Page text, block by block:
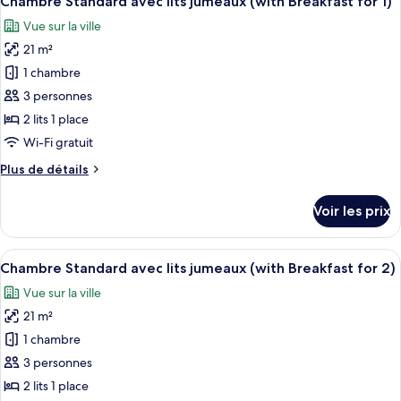
2,
Semi)
Chambre
Double
(with
Breakfast
for
2,
Semi)
toutes
les
photos
pour
ce
type
de
chambre :
Chambre
lits
jumeaux
(with
Breakfast
for
1)
Vue sur la ville
21 m²
1 chambre
3 personnes
2 lits 1 place
Wi-Fi gratuit
Plus de détails
Plus
le
type
de
Chambre
Standard
avec
lits
jumeaux
(with
Breakfast
Voir les prix
Afficher
toutes
les
photos
pour
ce
type
Une table dressée avec divers
8
Chambre Standard avec lits jumeaux (with Breakfast for 2)
Vue sur la ville
21 m²
1 chambre
3 personnes
2 lits 1 place